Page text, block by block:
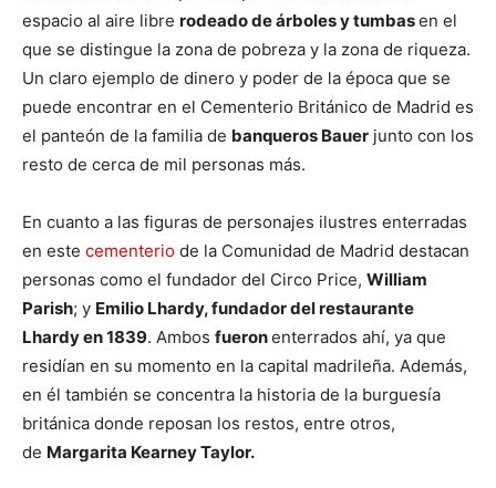
espacio al aire libre rodeado de árboles y tumbasen el
que se distingue la zona de pobreza y la zona de riqueza.
Un claro ejemplo de dinero y poder de la época que se
puede encontrar en el Cementerio Británico de Madrid es
el panteón de la familia de banqueros Bauer junto con los
resto de cerca de mil personas más.
En cuanto a las figuras de personajes ilustres enterradas
en este cementerio de la Comunidad de Madrid destacan
personas como el fundador del Circo Price, William
Parish; y Emilio Lhardy, fundador del restaurante
Lhardy en 1839. Ambos fueronenterrados ahí, ya que
residían en su momento en la capital madrileña. Además,
en él también se concentra la historia de la burguesía
británica donde reposan los restos, entre otros,
de Margarita Kearney Taylor.